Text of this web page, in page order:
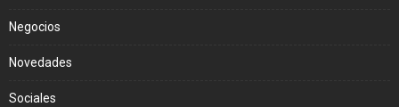
Negocios
Novedades
Sociales